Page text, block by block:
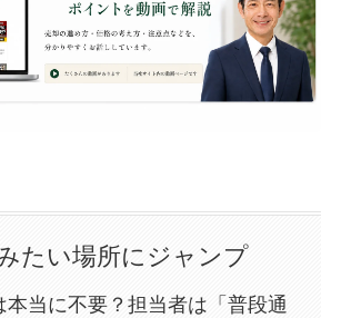
たい場所にジャンプ
本当に不要？担当者は「普段通